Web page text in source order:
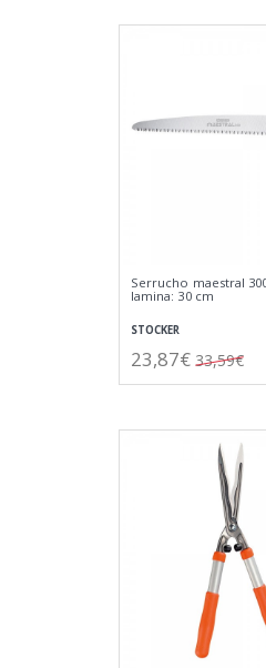
Serrucho maestral
lamina: 30 cm
STOCKER
23,87€ 33,59€